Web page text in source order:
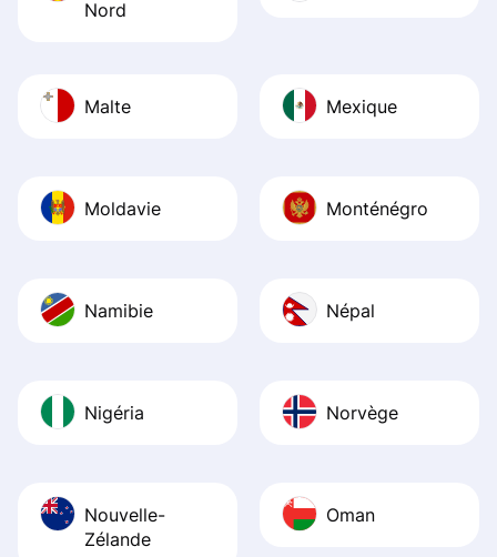
Nord
Malte Mexique
Moldavie Monténégro
Namibie Népal
Nigéria Norvège
Nouvelle-
Zélande
Oman